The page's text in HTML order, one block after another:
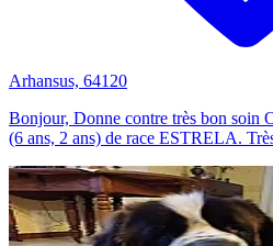
Arhansus, 64120
Bonjour, Donne contre très bon
(6 ans, 2 ans) de race ESTRELA.